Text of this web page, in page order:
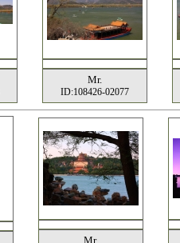
Mr.
ID:108426-02077
Mr.